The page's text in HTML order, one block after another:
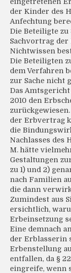
der Kinder des
Anfechtung
Die Beteiligte
Sachvortrag der
Nichtwissen
Die Beteiligten
dem Verfahren
zur Sache nicht
Das
2010 den
der Erbvertrag
die
Nachlasses des
M. hätte
Gestaltungen
zu 1) und 2)
nach Familien
die dann
Zumindest aus
ersichtlich,
Erbeinsetzung
Eine demnach
der Erblasserin
Erbenstellung
entfallen, da §
eingreife, wenn